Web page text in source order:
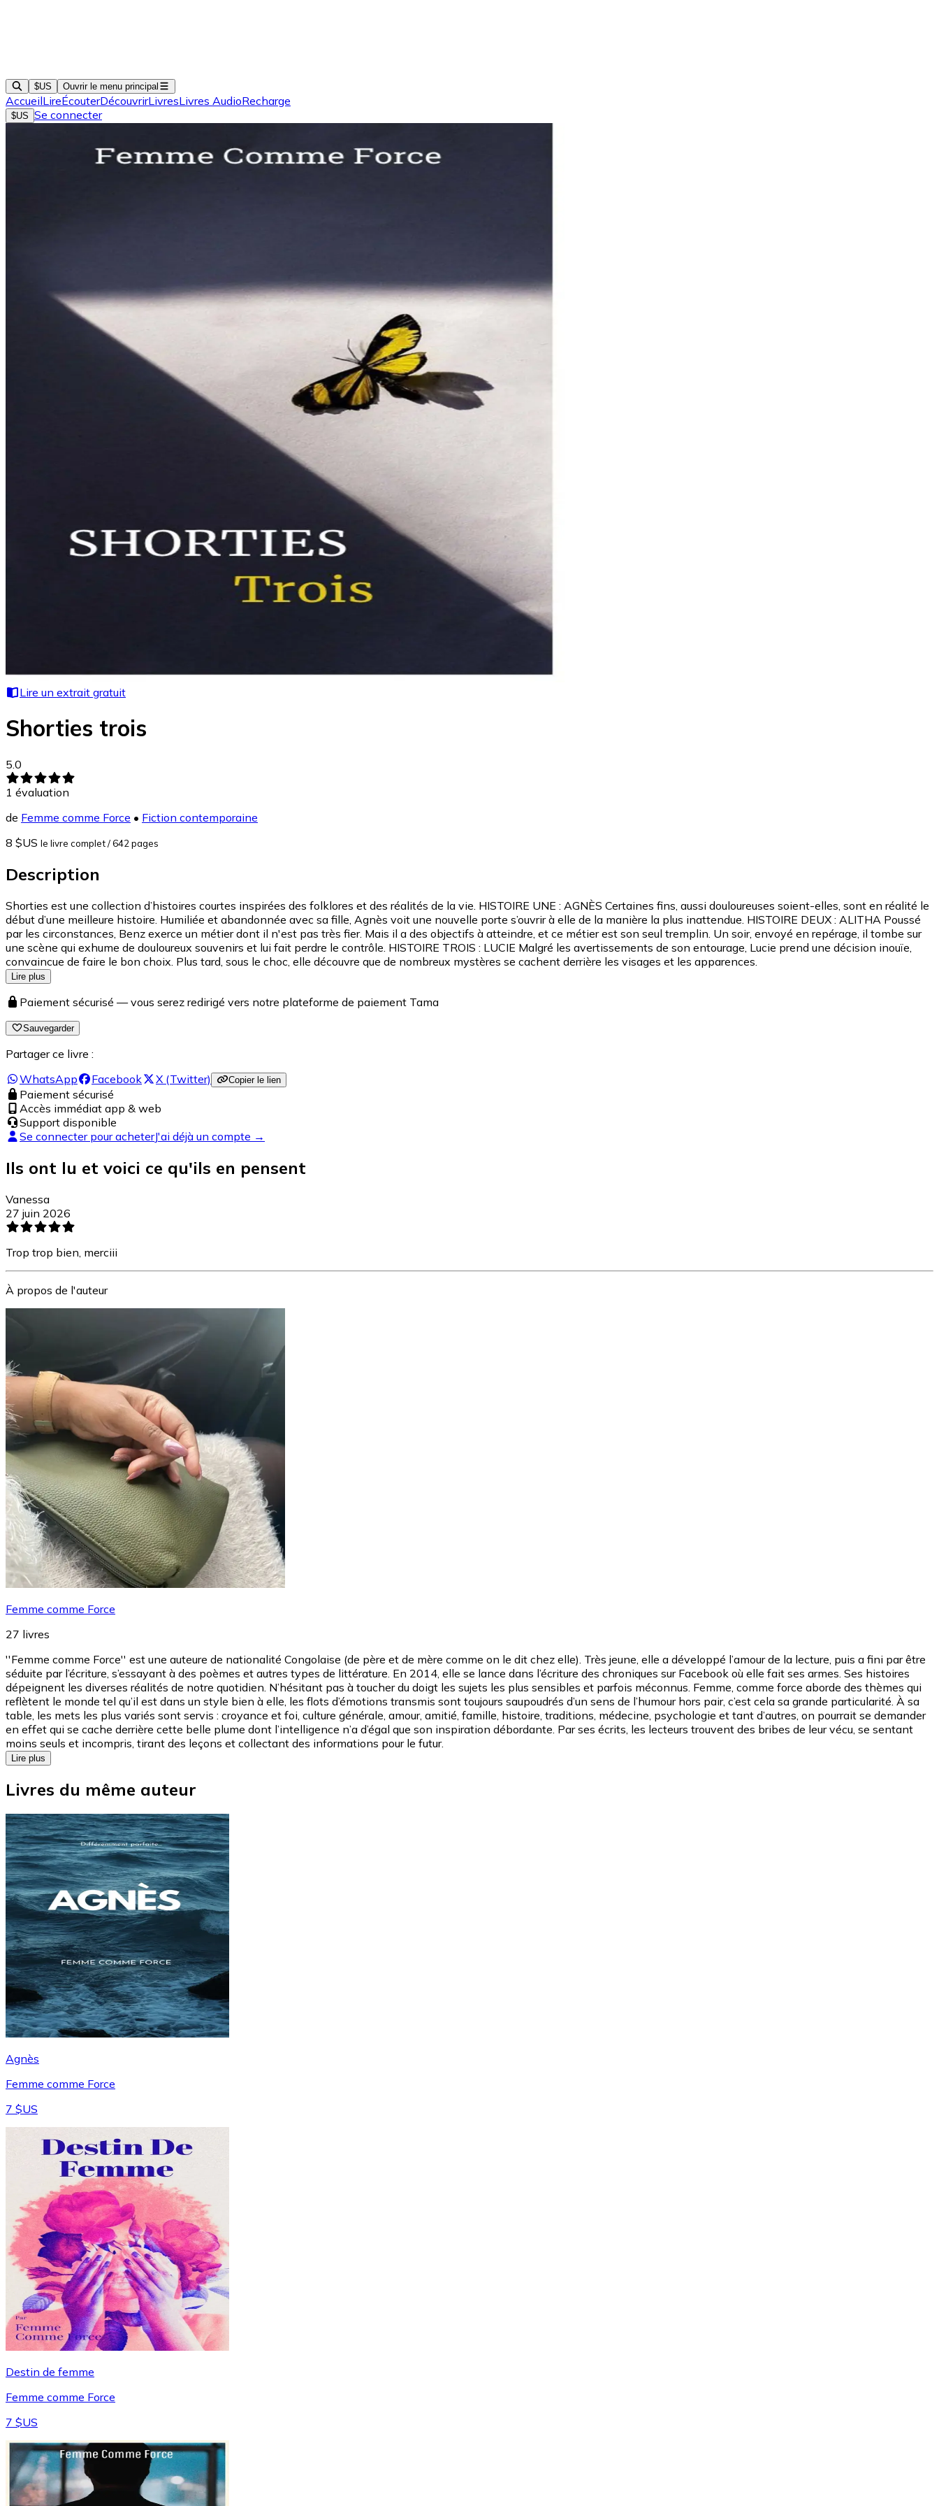
$US Ouvrir le menu principal
AccueilLireÉcouterDécouvrirLivresLivres AudioRecharge
$US Se connecter
Lire un extrait gratuit
Shorties trois
5.0
1 évaluation
de Femme comme Force • Fiction contemporaine
8 $US le livre complet/ 642 pages
Description
Shorties est une collection d’histoires courtes inspirées des folklores et des réalités de la vie. HISTOIRE UNE : AGNÈS Certaines fins, aussi douloureuses soient-elles, sont en réalité le
début d’une meilleure histoire. Humiliée et abandonnée avec sa fille, Agnès voit une nouvelle porte s’ouvrir à elle de la manière la plus inattendue. HISTOIRE DEUX : ALITHA Poussé
par les circonstances, Benz exerce un métier dont il n'est pas très fier. Mais il a des objectifs à atteindre, et ce métier est son seul tremplin. Un soir, envoyé en repérage, il tombe sur
une scène qui exhume de douloureux souvenirs et lui fait perdre le contrôle. HISTOIRE TROIS : LUCIE Malgré les avertissements de son entourage, Lucie prend une décision inouïe,
convaincue de faire le bon choix. Plus tard, sous le choc, elle découvre que de nombreux mystères se cachent derrière les visages et les apparences.
Lire plus
Paiement sécurisé — vous serez redirigé vers notre plateforme de paiement Tama
Sauvegarder
Partager ce livre :
WhatsApp
Facebook X (Twitter) Copier le lien
Paiement sécurisé
Accès immédiat app & web
Support disponible
Se connecter pour acheterJ'ai déjà un compte →
Ils ont lu et voici ce qu'ils en pensent
Vanessa
27 juin 2026
Trop trop bien, merciii
À propos de l'auteur
Femme comme Force
27 livres
''Femme comme Force'' est une auteure de nationalité Congolaise (de père et de mère comme on le dit chez elle). Très jeune, elle a développé l’amour de la lecture, puis a fini par être
séduite par l’écriture, s’essayant à des poèmes et autres types de littérature. En 2014, elle se lance dans l’écriture des chroniques sur Facebook où elle fait ses armes. Ses histoires
dépeignent les diverses réalités de notre quotidien. N’hésitant pas à toucher du doigt les sujets les plus sensibles et parfois méconnus. Femme, comme force aborde des thèmes qui
reflètent le monde tel qu’il est dans un style bien à elle, les flots d’émotions transmis sont toujours saupoudrés d’un sens de l’humour hors pair, c’est cela sa grande particularité. À sa
table, les mets les plus variés sont servis : croyance et foi, culture générale, amour, amitié, famille, histoire, traditions, médecine, psychologie et tant d’autres, on pourrait se demander
en effet qui se cache derrière cette belle plume dont l’intelligence n’a d’égal que son inspiration débordante. Par ses écrits, les lecteurs trouvent des bribes de leur vécu, se sentant
moins seuls et incompris, tirant des leçons et collectant des informations pour le futur.
Lire plus
Livres du même auteur
Agnès
Femme comme Force
7 $US
Destin de femme
Femme comme Force
7 $US